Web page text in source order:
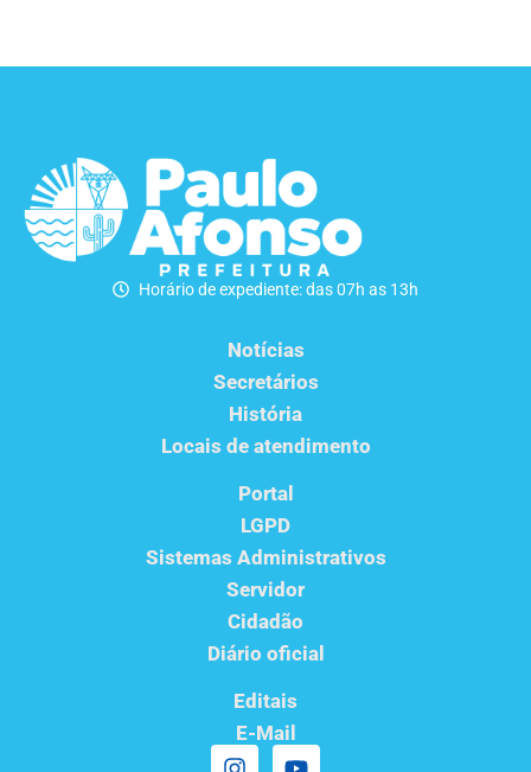
Horário de expediente: das 07h as 13h
Notícias
Secretários
História
Locais de atendimento
Portal
LGPD
Sistemas Administrativos
Servidor
Cidadão
Diário oficial
Editais
E-Mail